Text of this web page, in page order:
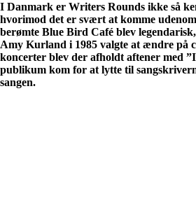
I Danmark er Writers Rounds ikke så
hvorimod det er svært at komme
berømte Blue Bird Café blev
Amy Kurland i 1985 valgte at ændre på
koncerter blev der afholdt aftener med
publikum kom for at lytte til
sangen.